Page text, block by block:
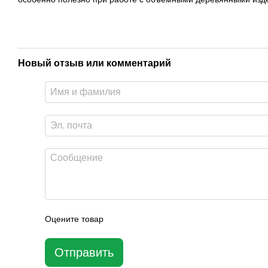
Новый отзыв или комментарий
Оцените товар
Отправить